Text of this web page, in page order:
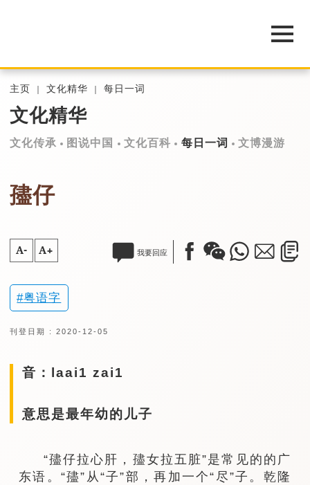
主页 文化精华 每日一词
文化精华
文化传承 图说中国 文化百科 每日一词 文博漫游
孻仔
A- A+ 我要回应
粤语字
刊登日期 : 2020-12-05
音：laai1 zai1
意思是最年幼的儿子
“孻仔拉心肝，孻女拉五脏”是常见的的广
东语。“孻”从“子”部，再加一个“尽”子。乾隆